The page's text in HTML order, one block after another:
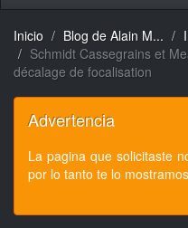
Inicio Blog de Alain M...
Schmidt Cassegrains et
décalage de focalisation
Advertencia
La pagina que solicitaste
por lo tanto te lo